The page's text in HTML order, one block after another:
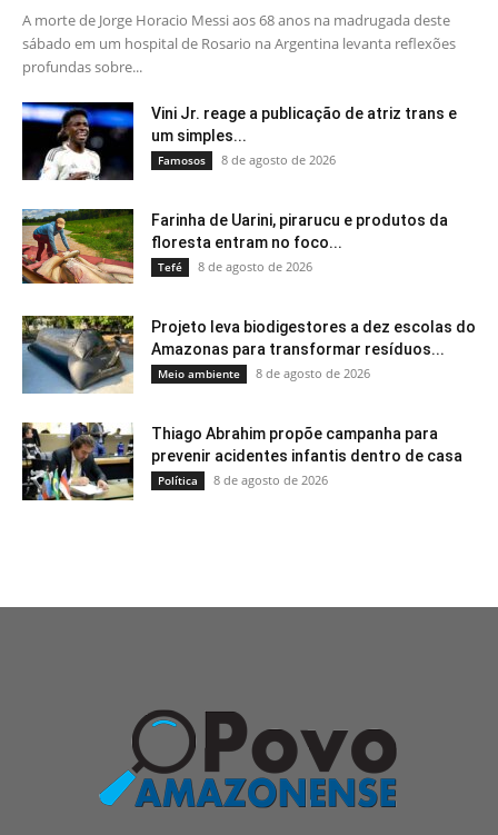
A morte de Jorge Horacio Messi aos 68 anos na madrugada deste
sábado em um hospital de Rosario na Argentina levanta reflexões
profundas sobre...
Vini Jr. reage a publicação de atriz trans e
um simples...
Famosos 8 de agosto de 2026
Farinha de Uarini, pirarucu e produtos da
floresta entram no foco...
Tefé 8 de agosto de 2026
Projeto leva biodigestores a dez escolas do
Amazonas para transformar resíduos...
Meio ambiente 8 de agosto de 2026
Thiago Abrahim propõe campanha para
prevenir acidentes infantis dentro de casa
Política 8 de agosto de 2026